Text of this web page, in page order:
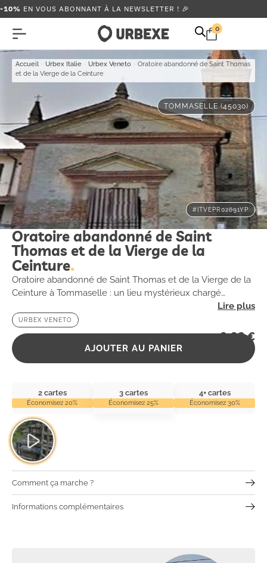
-10% EN VOUS ABONNANT À LA NEWSLETTER ! 🎉
0
Accueil - Urbex Italie - Urbex Veneto - Oratoire abandonné de Saint Thomas
et de la Vierge de la Ceinture
TOMMASELLE (45030)
#ITVEPR02691YP
Oratoire abandonné de Saint
Thomas et de la Vierge de la
Ceinture
Oratoire abandonné de Saint Thomas et de la Vierge de la
Ceinture à Tommaselle : un lieu mystérieux chargé
URBEX VENETO
2,99€
AJOUTER AU PANIER
2 cartes
Économisez 20%
3 cartes
Économisez 25%
4+ cartes
Économisez 30%
Comment ça marche ?
Informations complémentaires